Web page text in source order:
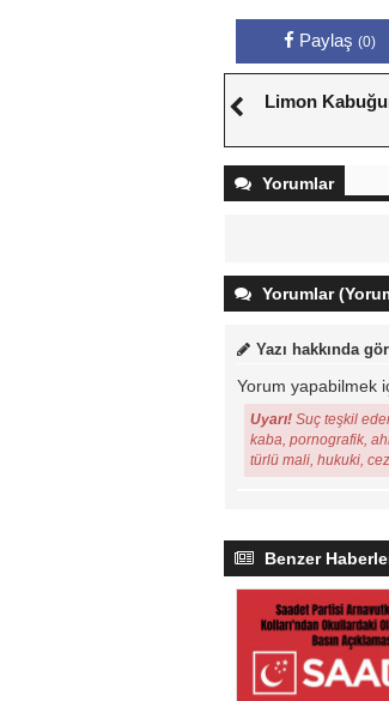
Paylaş(0)
Limon
Yorumlar
Yorumlar
Yazı hakkında
Yorum yapabilmek
Uyarı! Suç teşkil
kaba, pornografik,
türlü mali, hukuki,
Benzer